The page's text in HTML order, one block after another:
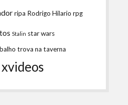
ripa Rodrigo Hilario rpg
Stalin star wars
trova na taverna
xvideos